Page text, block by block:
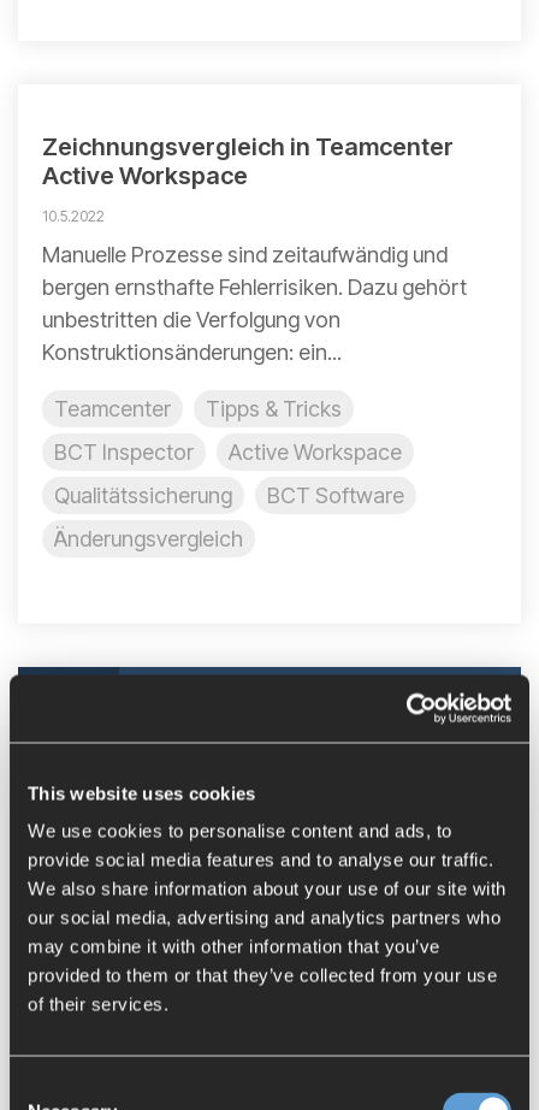
This website uses cookies
We use cookies to personalise content and ads, to
provide social media features and to analyse our traffic.
We also share information about your use of our site with
our social media, advertising and analytics partners who
may combine it with other information that you’ve
provided to them or that they’ve collected from your use
of their services.
Zeichnungsvergleich in Teamcenter
Active Workspace
10.5.2022
Manuelle Prozesse sind zeitaufwändig und
bergen ernsthafte Fehlerrisiken. Dazu gehört
unbestritten die Verfolgung von
Konstruktionsänderungen: ein...
Teamcenter
Tipps & Tricks
BCT Inspector
Active Workspace
Qualitätssicherung
BCT Software
Änderungsvergleich
Das Dilemma von Führungskräften in
der Produktentwicklung